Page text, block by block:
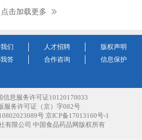
点击加载更多
们 人才招聘
版权声明
答 合作咨询
信息保护
信息服务许可证10120170033
服务许可证（京）字082号
号 京ICP备17013160号-1
有限公司 中国食品药品网版权所有